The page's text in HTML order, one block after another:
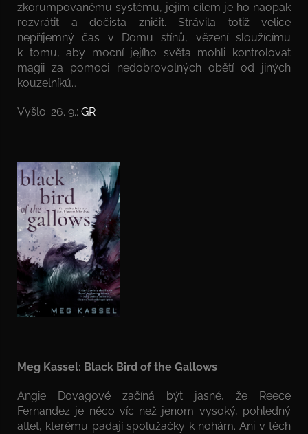
zkorumpovanému systému, jejím cílem je ho naopak
rozvrátit a dočista zničit. Strávila totiž velice
nepříjemný čas v Domu stínů, vězení sloužícímu
k tomu, aby mocní jejího světa mohli kontrolovat
magii za pomoci nedobrovolných obětí od jiných
kouzelníků…
Vyšlo: 26. 9.; GR
Meg Kassel: Black Bird of the Gallows
Angie Dovagové začíná být jasné, že Reece
Fernandez je něco víc než jenom vysoký, pohledný
atlet, kterému padají spolužačky k nohám. Ani v těch